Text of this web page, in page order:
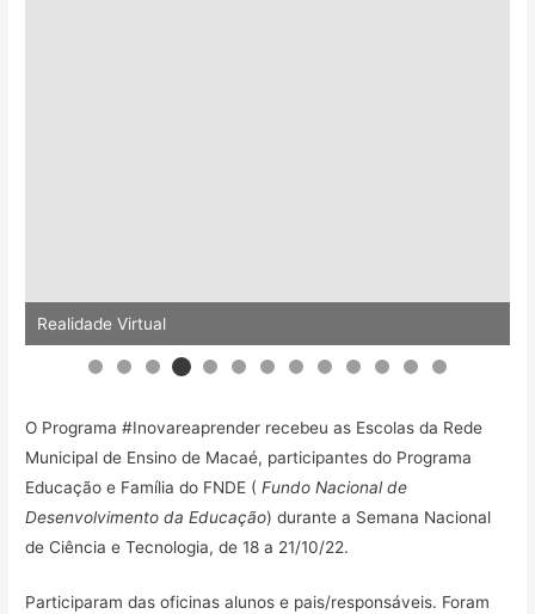
Recendo as escolas no Laboratório #Inovareaprender
O Programa #Inovareaprender recebeu as Escolas da Rede
Municipal de Ensino de Macaé, participantes do Programa
Educação e Família do FNDE (Fundo Nacional de
Desenvolvimento da Educação) durante a Semana Nacional
de Ciência e Tecnologia, de 18 a 21/10/22.
Participaram das oficinas alunos e pais/responsáveis. Foram